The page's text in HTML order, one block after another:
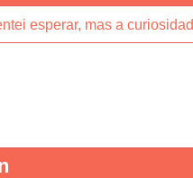
esperar, mas a